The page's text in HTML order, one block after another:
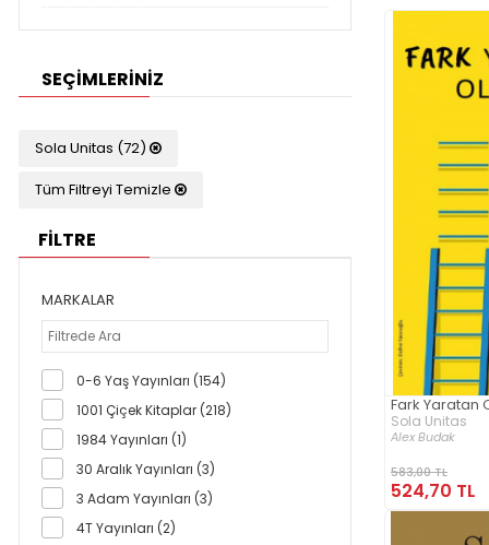
SEÇIMLERINIZ
Sola Unitas (72)
Tüm Filtreyi Temizle
FİLTRE
MARKALAR
0-6 Yaş Yayınları (154)
1001 Çiçek Kitaplar (218)
1984 Yayınları (1)
30 Aralık Yayınları (3)
3 Adam Yayınları (3)
4T Yayınları (2)
Fark Yaratan
Sola Unitas
Alex Budak
583,00 TL
524,70 TL